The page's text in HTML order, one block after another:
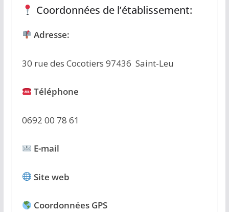
Coordonnées de l’établissement:
Adresse:
30 rue des Cocotiers 97436 Saint-Leu
Téléphone
0692 00 78 61
E-mail
Site web
Coordonnées GPS